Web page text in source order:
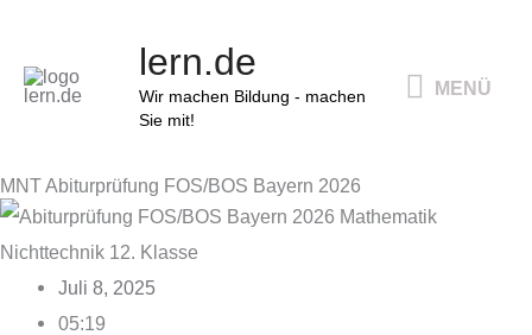
springen
lern.de
Wir machen Bildung - machen
Sie mit!
MENÜ
MNT Abiturprüfung FOS/BOS Bayern 2026
Juli 8, 2025
05:19